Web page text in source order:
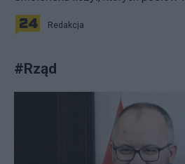
Redakcja
#Rząd